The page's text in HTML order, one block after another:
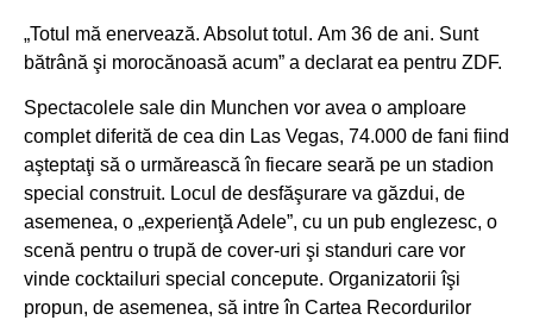
„Totul mă enervează. Absolut totul. Am 36 de ani. Sunt
bătrână şi morocănoasă acum” a declarat ea pentru ZDF.
Spectacolele sale din Munchen vor avea o amploare
complet diferită de cea din Las Vegas, 74.000 de fani fiind
aşteptaţi să o urmărească în fiecare seară pe un stadion
special construit. Locul de desfăşurare va găzdui, de
asemenea, o „experienţă Adele”, cu un pub englezesc, o
scenă pentru o trupă de cover-uri şi standuri care vor
vinde cocktailuri special concepute. Organizatorii îşi
propun, de asemenea, să intre în Cartea Recordurilor